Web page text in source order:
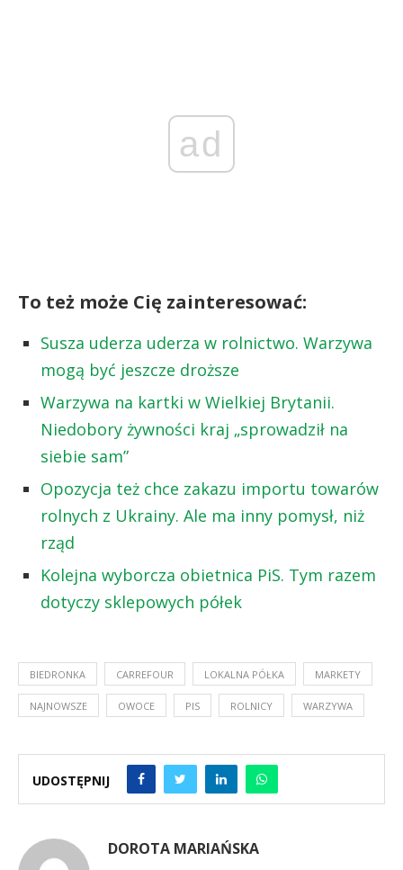
ad
To też może Cię zainteresować:
Susza uderza uderza w rolnictwo. Warzywa
mogą być jeszcze droższe
Warzywa na kartki w Wielkiej Brytanii.
Niedobory żywności kraj „sprowadził na
siebie sam”
Opozycja też chce zakazu importu towarów
rolnych z Ukrainy. Ale ma inny pomysł, niż
rząd
Kolejna wyborcza obietnica PiS. Tym razem
dotyczy sklepowych półek
BIEDRONKA CARREFOUR LOKALNA PÓŁKA MARKETY
NAJNOWSZE OWOCE PIS ROLNICY WARZYWA
UDOSTĘPNIJ
DOROTA MARIAŃSKA